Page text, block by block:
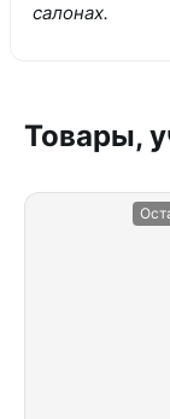
салонах.
Товары,